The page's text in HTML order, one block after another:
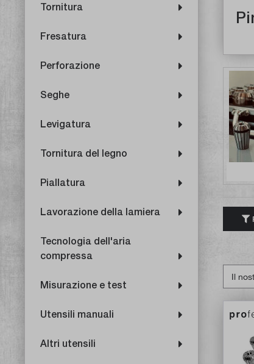
Tornitura
Fresatura
Perforazione
Seghe
Levigatura
Tornitura del legno
Piallatura
Lavorazione della lamiera
Tecnologia dell'aria
compressa
Misurazione e test
Utensili manuali
Altri utensili